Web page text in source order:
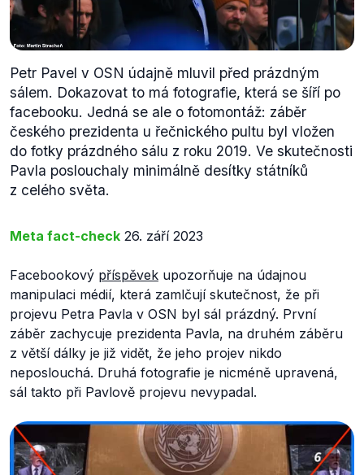
Petr Pavel v OSN údajně mluvil před prázdným
sálem. Dokazovat to má fotografie, která se šíří po
facebooku. Jedná se ale o fotomontáž: záběr
českého prezidenta u řečnického pultu byl vložen
do fotky prázdného sálu z roku 2019. Ve skutečnosti
Pavla poslouchaly minimálně desítky státníků
z celého světa.
Meta fact-check 26. září 2023
Facebookový příspěvek upozorňuje na údajnou
manipulaci médií, která zamlčují skutečnost, že při
projevu Petra Pavla v OSN byl sál prázdný. První
záběr zachycuje prezidenta Pavla, na druhém záběru
z větší dálky je již vidět, že jeho projev nikdo
neposlouchá. Druhá fotografie je nicméně upravená,
sál takto při Pavlově projevu nevypadal.